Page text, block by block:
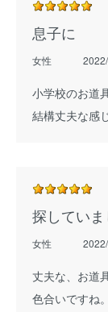
息子に
女性
小学校のお道
結構丈夫な感
探していま
女性
丈夫な、お道
色合いですね。